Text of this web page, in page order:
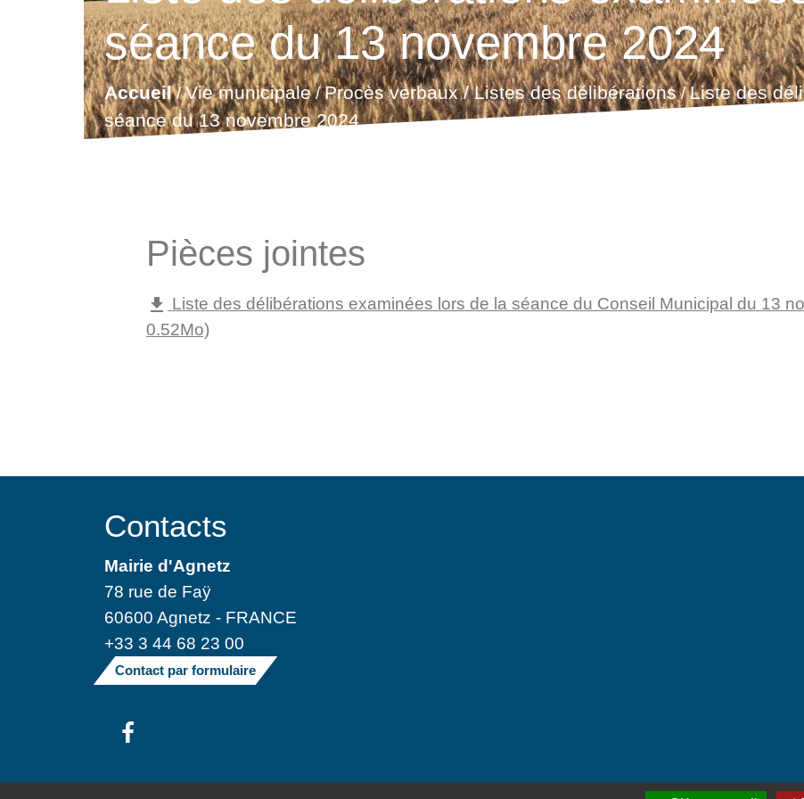
séance du 13 novembre 2024
Accueil/Vie municipale/Procès verbaux / Listes des délibérations/Liste des
séance du 13 novembre 2024
Pièces jointes
file_download Liste des délibérations examinées lors de la séance du Conseil Municipal du 13
0.52Mo)
Contacts
Mairie d'Agnetz
78 rue de Faÿ
60600 Agnetz - FRANCE
+33 3 44 68 23 00
Contact par formulaire